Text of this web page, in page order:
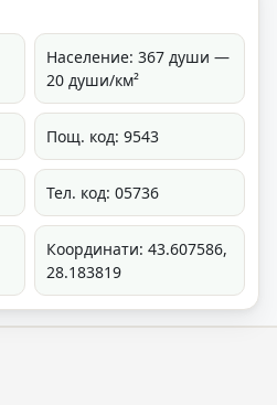
Население: 367 души —
20 души/км²
Пощ. код: 9543
Тел. код: 05736
Координати: 43.607586,
28.183819